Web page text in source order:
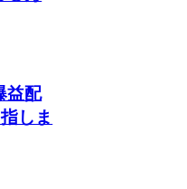
益配
しま